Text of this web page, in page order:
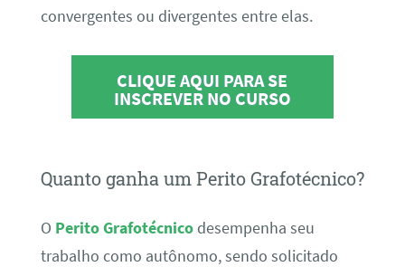
convergentes ou divergentes entre elas.
CLIQUE AQUI PARA SE
INSCREVER NO CURSO
Quanto ganha um Perito Grafotécnico?
O Perito Grafotécnicodesempenha seu
trabalho como autônomo, sendo solicitado